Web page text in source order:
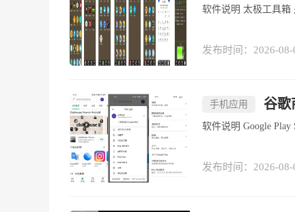
软件说明 太
发布时间：2026-08-
手机应用 谷歌
软件说明
发布时间：2026-08-